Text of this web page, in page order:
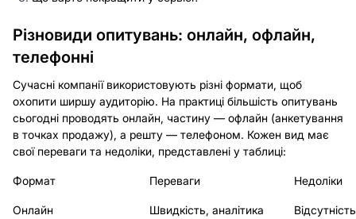
Різновиди опитувань: онлайн, офлайн,
телефонні
Сучасні компанії використовують різні формати, щоб
охопити ширшу аудиторію. На практиці більшість опитувань
сьогодні проводять онлайн, частину — офлайн (анкетування
в точках продажу), а решту — телефоном. Кожен вид має
свої переваги та недоліки, представлені у таблиці:
Формат Переваги Недоліки
Онлайн Швидкість, аналітика